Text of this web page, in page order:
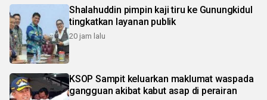
Shalahuddin pimpin kaji tiru ke Gunungkidul
tingkatkan layanan publik
20 jam lalu
KSOP Sampit keluarkan maklumat waspada
gangguan akibat kabut asap di perairan